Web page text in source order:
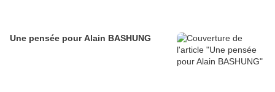
Une pensée pour Alain BASHUNG